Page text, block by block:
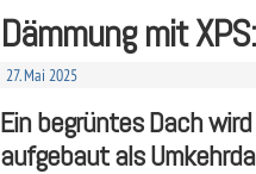
Dämmung mit
27. Mai 2025
Ein begrüntes Dach
aufgebaut als